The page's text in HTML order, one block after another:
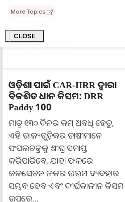
More Topics
CLOSE
ସୁବିଧା ଥିଲେ ୧୨୦୦-୧୪୦୦ ମି.ମି. ବର୍ଷା
ହେଉଥିବା ଅଞ୍ଚଳରେ ଚାଷ
କରାଯାଇପାରେ ।…
ଓଡ଼ିଶା ପାଇଁ CAR-IIRR ଦ୍ୱାରା
ବିକଶିତ ଧାନ କିସମ: DRR
Paddy 100
ମାତ୍ର ୧୩୦ ଦିନର କମ୍ ଅବଧି ହେତୁ,
ଏହି ରାଜ୍ୟଗୁଡ଼ିକର ଚାଷୀମାନେ
ଫସଲଚକ୍ରକୁ ଶୀଘ୍ର ସମାପ୍ତ
କରିପାରିବେ, ଯାହା ଫଳରେ
ଜଳସେଚନ ଜଳର ଉତ୍ତମ ବ୍ୟବହାର
ସମ୍ଭବ ହେବ ଏବଂ ଦୀର୍ଘକାଳୀନ କିସମ
ଉପରେ…